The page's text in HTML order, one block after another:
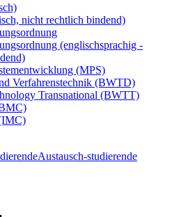
nicht rechtlich bindend)
(englischsprachig -
(MPS)
Verfahrenstechnik (BWTD)
Transnational (BWTT)
Austausch-studierende